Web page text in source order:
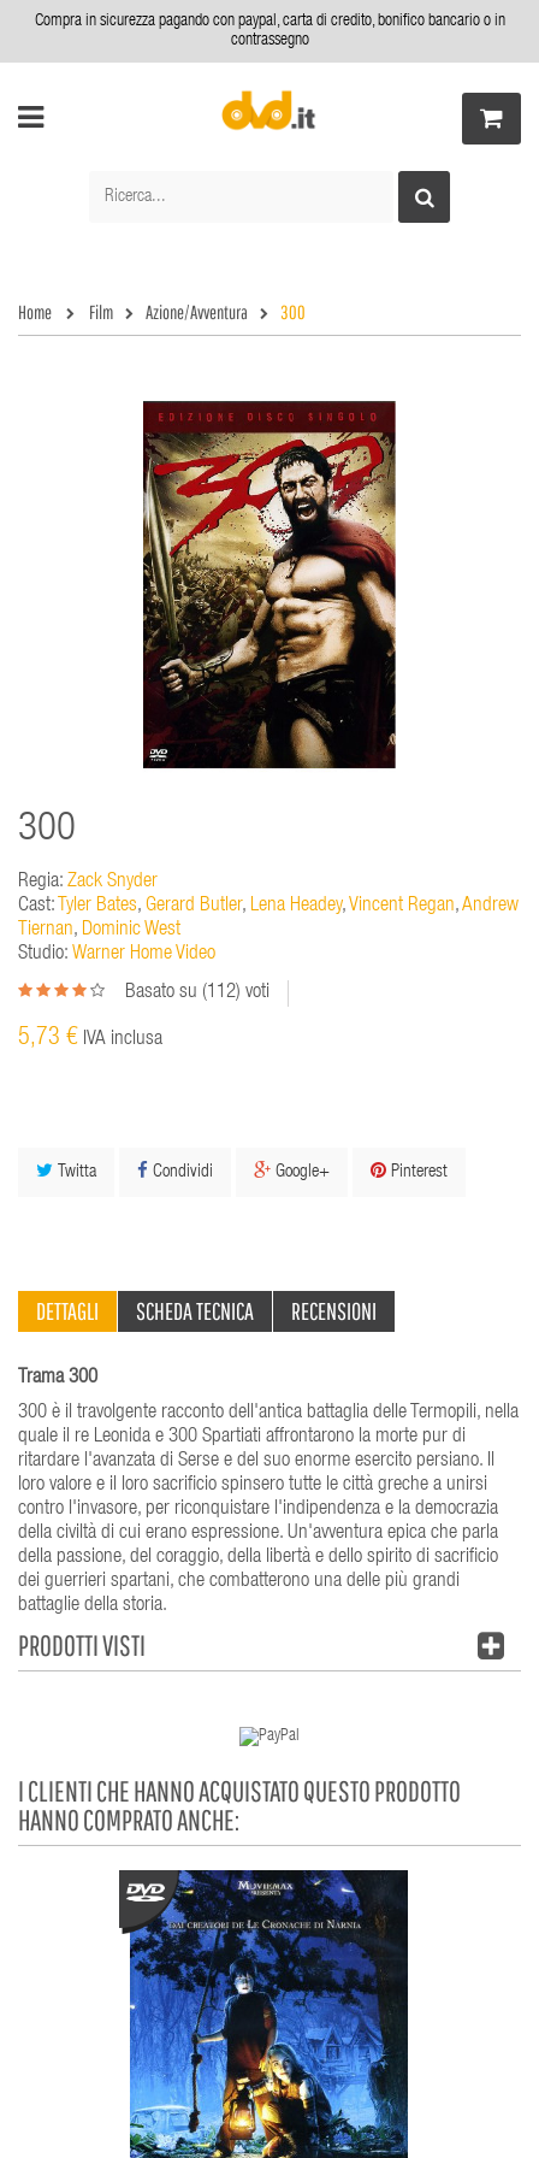
Compra in sicurezza pagando con paypal, carta di credito, bonifico bancario o in
contrassegno
Home Film Azione/Avventura 300
300
Regia: Zack Snyder
Cast: Tyler Bates, Gerard Butler, Lena Headey,Vincent Regan,Andrew
Tiernan, Dominic West
Studio: Warner Home Video
Basato su (112) voti
5,73 € IVA inclusa
Twitta Condividi Google+ Pinterest
DETTAGLI SCHEDA TECNICA RECENSIONI
Trama 300
300 è il travolgente racconto dell'antica battaglia delle Termopili, nella
quale il re Leonida e 300 Spartiati affrontarono la morte pur di
ritardare l'avanzata di Serse e del suo enorme esercito persiano. Il
loro valore e il loro sacrificio spinsero tutte le città greche a unirsi
contro l'invasore, per riconquistare l'indipendenza e la democrazia
della civiltà di cui erano espressione. Un'avventura epica che parla
della passione, del coraggio, della libertà e dello spirito di sacrificio
dei guerrieri spartani, che combatterono una delle più grandi
battaglie della storia.
PRODOTTI VISTI
I CLIENTI CHE HANNO ACQUISTATO QUESTO PRODOTTO
HANNO COMPRATO ANCHE: